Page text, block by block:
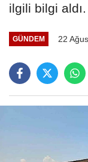
ilgili bilgi aldı.
GÜNDEM 22